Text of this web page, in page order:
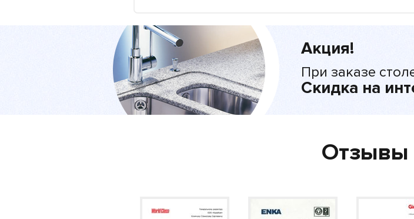
Акция!
При заказе
Скидка на
Отзывы